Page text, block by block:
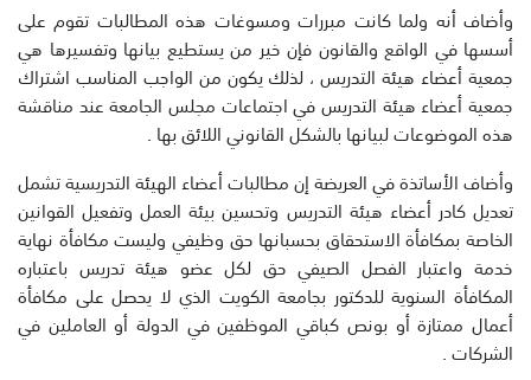
وأضاف أنه ولما كانت مبررات ومسوغات هذه المطالبات تقوم على
أسسها في الواقع والقانون فإن خير من يستطيع بيانها وتفسيرها هي
جمعية أعضاء هيئة التدريس ، لذلك يكون من الواجب المناسب اشتراك
جمعية أعضاء هيئة التدريس في اجتماعات مجلس الجامعة عند مناقشة
هذه الموضوعات لبيانها بالشكل القانوني اللائق بها .
وأضاف الأساتذة في العريضة إن مطالبات أعضاء الهيئة التدريسية تشمل
تعديل كادر أعضاء هيئة التدريس وتحسين بيئة العمل وتفعيل القوانين
الخاصة بمكافأة الاستحقاق بحسبانها حق وظيفي وليست مكافأة نهاية
خدمة واعتبار الفصل الصيفي حق لكل عضو هيئة تدريس باعتباره
المكافأة السنوية للدكتور بجامعة الكويت الذي لا يحصل على مكافأة
أعمال ممتازة أو بونص كباقي الموظفين في الدولة أو العاملين في
الشركات .